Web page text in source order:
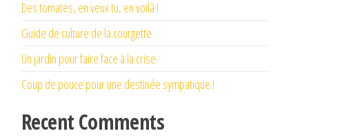
Des tomates, en veux tu, en voilà !
Guide de culture de la courgette
Un jardin pour faire face à la crise
Coup de pouce pour une destinée sympatique !
Recent Comments